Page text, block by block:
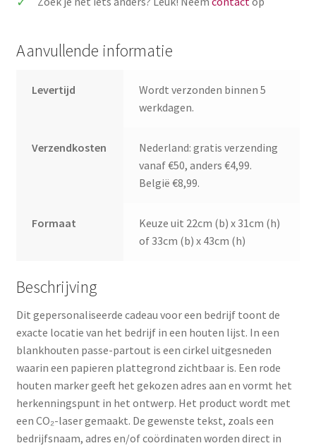
Aanvullende informatie
Levertijd
Wordt verzonden binnen 5
werkdagen.
Verzendkosten
Nederland: gratis verzending
vanaf €50, anders €4,99.
België €8,99.
Formaat
Keuze uit 22cm (b) x 31cm (h)
of 33cm (b) x 43cm (h)
Beschrijving
Dit gepersonaliseerde cadeau voor een bedrijf toont de
exacte locatie van het bedrijf in een houten lijst. In een
blankhouten passe-partout is een cirkel uitgesneden
waarin een papieren plattegrond zichtbaar is. Een rode
houten marker geeft het gekozen adres aan en vormt het
herkenningspunt in het ontwerp. Het product wordt met
een CO₂-laser gemaakt. De gewenste tekst, zoals een
bedrijfsnaam, adres en/of coördinaten worden direct in